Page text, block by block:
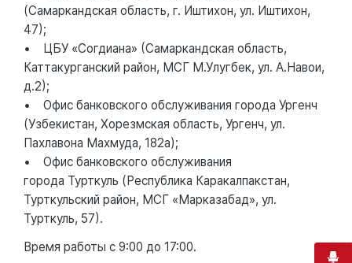
(Самаркандская область, г. Иштихон, ул. Иштихон,
47);
• ЦБУ «Согдиана» (Самаркандская область,
Каттакурганский район, МСГ М.Улугбек, ул. А.Навои,
д.2);
• Офис банковского обслуживания города Ургенч
(Узбекистан, Хорезмская область, Ургенч, ул.
Пахлавона Махмуда, 182а);
• Офис банковского обслуживания
города Турткуль (Республика Каракалпакстан,
Турткульский район, МСГ «Марказабад», ул.
Турткуль, 57).
Время работы с 9:00 до 17:00.